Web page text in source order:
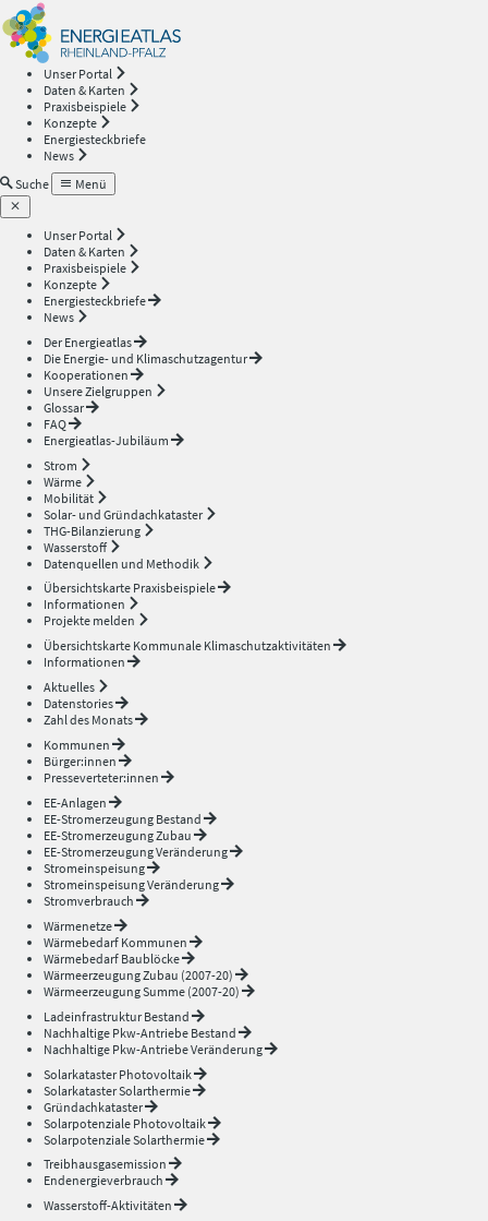
Unser Portal
Daten & Karten
Praxisbeispiele
Konzepte
Energiesteckbriefe
News
Suche
Menü
Unser Portal
Daten & Karten
Praxisbeispiele
Konzepte
Energiesteckbriefe
News
Der Energieatlas
Die Energie- und Klimaschutzagentur
Kooperationen
Unsere Zielgruppen
Glossar
FAQ
Energieatlas-Jubiläum
Strom
Wärme
Mobilität
Solar- und Gründachkataster
THG-Bilanzierung
Wasserstoff
Datenquellen und Methodik
Übersichtskarte Praxisbeispiele
Informationen
Projekte melden
Übersichtskarte Kommunale Klimaschutzaktivitäten
Informationen
Aktuelles
Datenstories
Zahl des Monats
Kommunen
Bürger:innen
Presseverteter:innen
EE-Anlagen
EE-Stromerzeugung Bestand
EE-Stromerzeugung Zubau
EE-Stromerzeugung Veränderung
Stromeinspeisung
Stromeinspeisung Veränderung
Stromverbrauch
Wärmenetze
Wärmebedarf Kommunen
Wärmebedarf Baublöcke
Wärmeerzeugung Zubau (2007-20)
Wärmeerzeugung Summe (2007-20)
Ladeinfrastruktur Bestand
Nachhaltige Pkw-Antriebe Bestand
Nachhaltige Pkw-Antriebe Veränderung
Solarkataster Photovoltaik
Solarkataster Solarthermie
Gründachkataster
Solarpotenziale Photovoltaik
Solarpotenziale Solarthermie
Treibhausgasemission
Endenergieverbrauch
Wasserstoff-Aktivitäten